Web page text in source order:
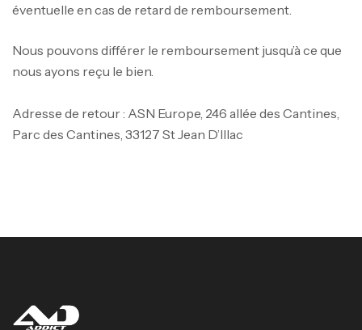
éventuelle en cas de retard de remboursement.
Nous pouvons différer le remboursement jusqu’à ce que
nous ayons reçu le bien.
Adresse de retour : ASN Europe, 246 allée des Cantines,
Parc des Cantines, 33127 St Jean D’Illac